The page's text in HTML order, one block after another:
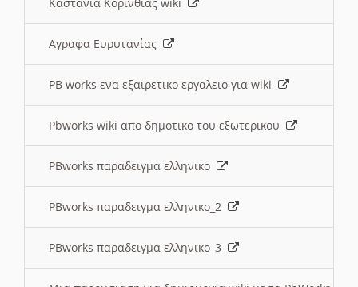
Αγραφα Ευρυτανίας
PB works ενα εξαιρετικο εργαλειο για wiki
Pbworks wiki απο δημοτικο του εξωτερικου
PBworks παραδειγμα ελληνικο
PBworks παραδειγμα ελληνικο_2
PBworks παραδειγμα ελληνικο_3